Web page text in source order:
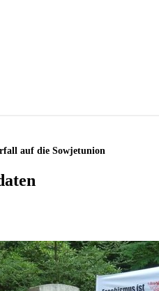
auf die Sowjetunion